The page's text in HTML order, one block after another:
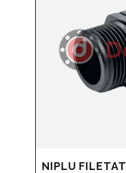
NIPLU FILETAT